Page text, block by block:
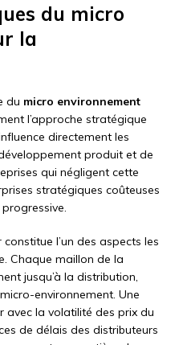
du micro
la
du micro environnement
l’approche stratégique
directement les
produit et de
qui négligent cette
stratégiques coûteuses
l’un des aspects les
Chaque maillon de la
jusqu’à la distribution,
environnement. Une
avec la volatilité des prix du
de délais des distributeurs